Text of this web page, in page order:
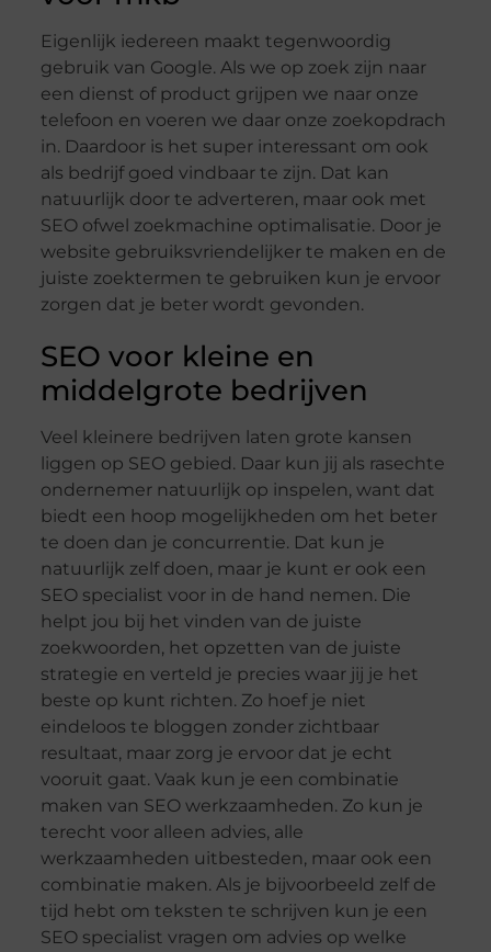
Eigenlijk iedereen maakt tegenwoordig
gebruik van Google. Als we op zoek zijn naar
een dienst of product grijpen we naar onze
telefoon en voeren we daar onze zoekopdrach
in. Daardoor is het super interessant om ook
als bedrijf goed vindbaar te zijn. Dat kan
natuurlijk door te adverteren, maar ook met
SEO ofwel zoekmachine optimalisatie. Door je
website gebruiksvriendelijker te maken en de
juiste zoektermen te gebruiken kun je ervoor
zorgen dat je beter wordt gevonden.
SEO voor kleine en
middelgrote bedrijven
Veel kleinere bedrijven laten grote kansen
liggen op SEO gebied. Daar kun jij als rasechte
ondernemer natuurlijk op inspelen, want dat
biedt een hoop mogelijkheden om het beter
te doen dan je concurrentie. Dat kun je
natuurlijk zelf doen, maar je kunt er ook een
SEO specialist voor in de hand nemen. Die
helpt jou bij het vinden van de juiste
zoekwoorden, het opzetten van de juiste
strategie en verteld je precies waar jij je het
beste op kunt richten. Zo hoef je niet
eindeloos te bloggen zonder zichtbaar
resultaat, maar zorg je ervoor dat je echt
vooruit gaat. Vaak kun je een combinatie
maken van SEO werkzaamheden. Zo kun je
terecht voor alleen advies, alle
werkzaamheden uitbesteden, maar ook een
combinatie maken. Als je bijvoorbeeld zelf de
tijd hebt om teksten te schrijven kun je een
SEO specialist vragen om advies op welke